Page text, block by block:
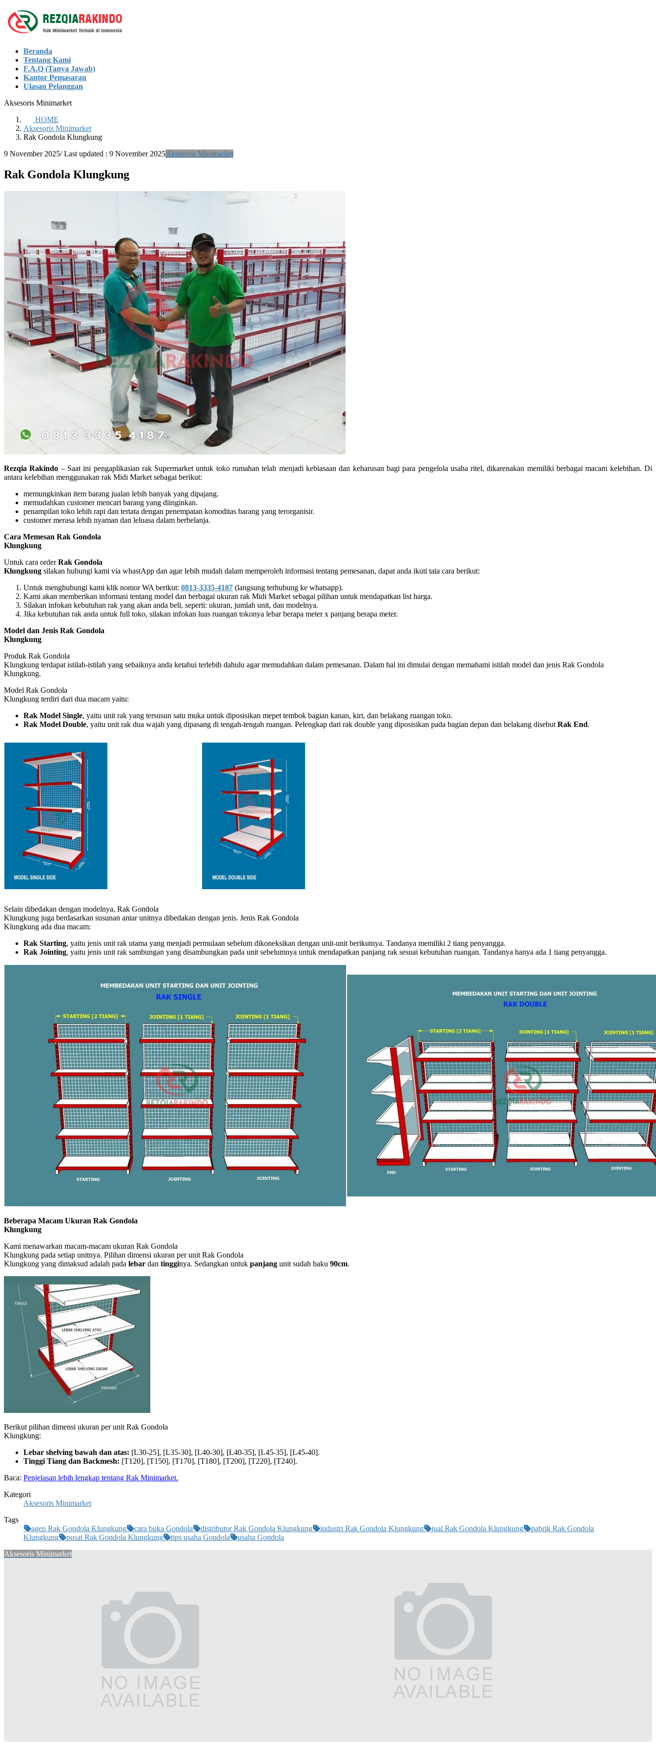
Skip
to
the
Skip
to
the
Beranda
Tentang Kami
F.A.Q (Tanya Jawab)
Kantor Pemasaran
Ulasan Pelanggan
Aksesoris Minimarket
HOME
Aksesoris Minimarket
Rak Gondola Klungkung
9 November 2025/ Last updated : 9 November 2025Aksesoris Minimarket
Rak Gondola Klungkung
Rezqia Rakindo – Saat ini pengaplikasian rak Supermarket untuk toko rumahan telah menjadi kebiasaan dan keharusan bagi para pengelola usaha ritel, dikarenakan memiliki berbagai macam kelebihan. Di
antara kelebihan menggunakan rak Midi Market sebagai berikut:
memungkinkan item barang jualan lebih banyak yang dipajang.
memudahkan customer mencari barang yang diinginkan.
penampilan toko lebih rapi dan tertata dengan penempatan komoditas barang yang terorganisir.
customer merasa lebih nyaman dan leluasa dalam berbelanja.
Cara Memesan Rak Gondola
Klungkung
Untuk cara orderRak Gondola
Klungkung silakan hubungi kami via whastApp dan agar lebih mudah dalam memperoleh informasi tentang pemesanan, dapat anda ikuti tata cara berikut:
Untuk menghubungi kami klik nomor WA berikut: 0813-3335-4187 (langsung terhubung ke whatsapp).
Kami akan memberikan informasi tentang model dan berbagai ukuran rak Midi Market sebagai pilihan untuk mendapatkan list harga.
Silakan infokan kebutuhan rak yang akan anda beli, seperti: ukuran, jumlah unit, dan modelnya.
Jika kebutuhan rak anda untuk full toko, silakan infokan luas ruangan tokonya lebar berapa meter x panjang berapa meter.
Model dan Jenis Rak Gondola
Klungkung
Produk Rak Gondola
Klungkung terdapat istilah-istilah yang sebaiknya anda ketahui terlebih dahulu agar memudahkan dalam pemesanan. Dalam hal ini dimulai dengan memahami istilah model dan jenis Rak Gondola
Klungkung.
Model Rak Gondola
Klungkung terdiri dari dua macam yaitu:
Rak Model Single, yaitu unit rak yang tersusun satu muka untuk diposisikan mepet tembok bagian kanan, kiri, dan belakang ruangan toko.
Rak Model Double, yaitu unit rak dua wajah yang dipasang di tengah-tengah ruangan. Pelengkap dari rak double yang diposisikan pada bagian depan dan belakang disebut Rak End.
Selain dibedakan dengan modelnya, Rak Gondola
Klungkung juga berdasarkan susunan antar unitnya dibedakan dengan jenis. Jenis Rak Gondola
Klungkung ada dua macam:
Rak Starting, yaitu jenis unit rak utama yang menjadi permulaan sebelum dikoneksikan dengan unit-unit berikutnya. Tandanya memiliki 2 tiang penyangga.
Rak Jointing, yaitu jenis unit rak sambungan yang disambungkan pada unit sebelumnya untuk mendapatkan panjang rak sesuai kebutuhan ruangan. Tandanya hanya ada 1 tiang penyangga.
Beberapa Macam Ukuran Rak Gondola
Klungkung
Kami menawarkan macam-macam ukuran Rak Gondola
Klungkung pada setiap unitnya. Pilihan dimensi ukuran per unit Rak Gondola
Klungkung yang dimaksud adalah pada lebar dan tingginya. Sedangkan untuk panjang unit sudah baku 90cm.
Berikut pilihan dimensi ukuran per unit Rak Gondola
Klungkung:
Lebar shelving bawah dan atas: [L30-25], [L35-30], [L40-30], [L40-35], [L45-35], [L45-40].
Tinggi Tiang dan Backmesh: [T120], [T150], [T170], [T180], [T200], [T220], [T240].
Baca: Penjelasan lebih lengkap tentang Rak Minimarket.
Kategori
Aksesoris Minimarket
Tags
agen Rak Gondola Klungkung
cara buka Gondola distributor Rak Gondola Klungkung industri Rak Gondola Klungkung jual Rak Gondola Klungkung
pabrik Rak Gondola
Klungkung
pusat Rak Gondola Klungkung tips usaha Gondola
usaha Gondola
Aksesoris Minimarket